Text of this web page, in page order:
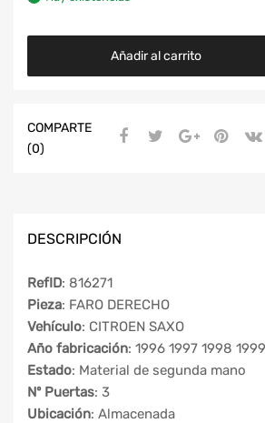
Añadir al carrito
COMPARTE
(0)
DESCRIPCIÓN
RefID: 816271
Pieza: FARO DERECHO
Vehículo: CITROEN SAXO
Año fabricación: 1996 1997 1998
Estado: Material de segunda mano
Nº Puertas: 3
Ubicación: Almacenada